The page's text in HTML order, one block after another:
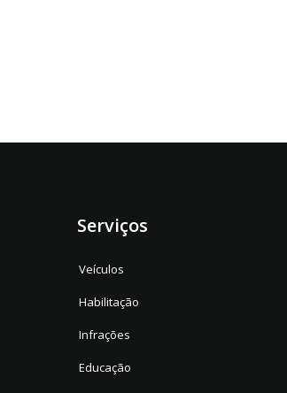
Serviços
Veículos
Habilitação
Infrações
Educação